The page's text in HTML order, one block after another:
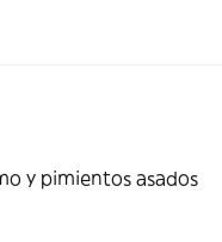
y pimientos asados